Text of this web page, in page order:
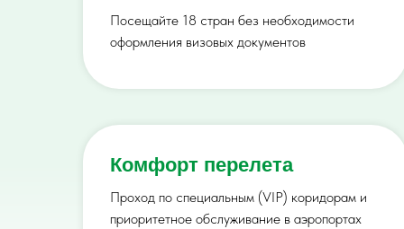
Посещайте 18 стран без необходимости
оформления визовых документов
Комфорт перелета
Проход по специальным (VIP) коридорам и
приоритетное обслуживание в аэропортах